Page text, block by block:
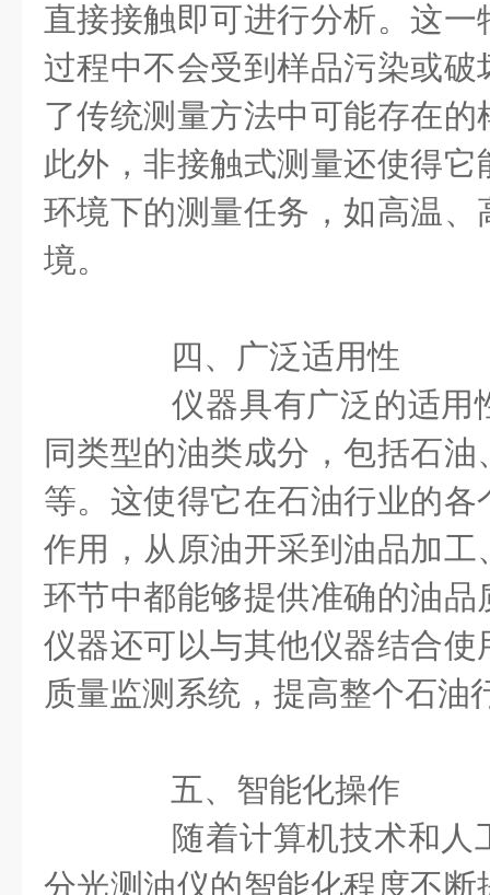
直接接触即可进行分析。这
过程中不会受到样品污染或
了传统测量方法中可能存在
此外，非接触式测量还使得
环境下的测量任务，如高温
境。
四、广泛适用性
仪器具有广泛的适用
同类型的油类成分，包括石
等。这使得它在石油行业的
作用，从原油开采到油品加
环节中都能够提供准确的油
仪器还可以与其他仪器结合
质量监测系统，提高整个石油
五、智能化操作
随着计算机技术和人
分光测油仪的智能化程度不